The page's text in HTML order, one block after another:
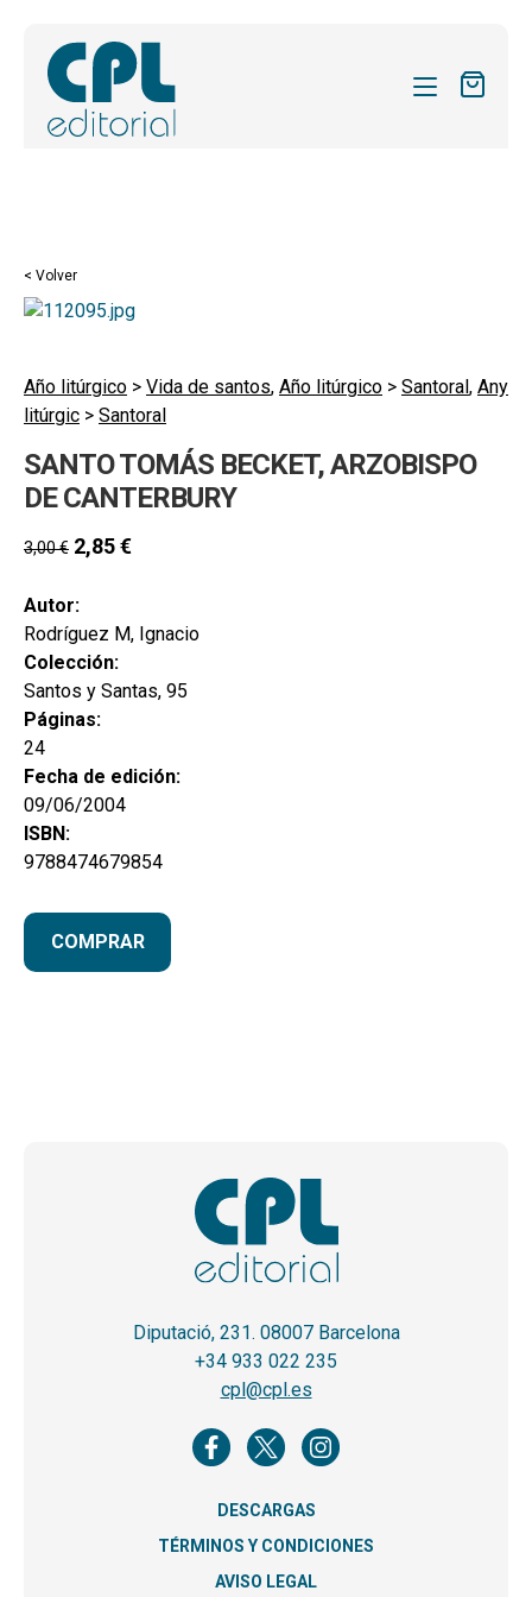
REVISTAS
FORMAS
el
ACTUALIDAD
menú
BLOG
el
CONTACTO
MI CUENTA
BUSCAR
CAT
ESP
< Volver
Año litúrgico > Vida de santos, Año litúrgico > Santoral, Any
litúrgic > Santoral
SANTO TOMÁS BECKET, ARZOBISPO
DE CANTERBURY
3,00€ 2,85€
Autor:
Rodríguez M, Ignacio
Colección:
Santos y Santas, 95
Páginas:
24
Fecha de edición:
09/06/2004
ISBN:
9788474679854
COMPRAR
Diputació, 231. 08007 Barcelona
+34 933 022 235
cpl@cpl.es
DESCARGAS
TÉRMINOS Y CONDICIONES
AVISO LEGAL